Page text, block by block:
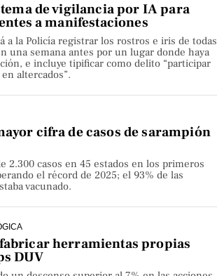
de vigilancia por IA para
a manifestaciones
a la Policía registrar los rostros e iris de todas
una semana antes por un lugar donde haya
e incluye tipificar como delito “participar
altercados”.
cifra de casos de sarampión
2.300 casos en 45 estados en los primeros
el récord de 2025; el 93% de las
vacunado.
herramientas propias
DUV